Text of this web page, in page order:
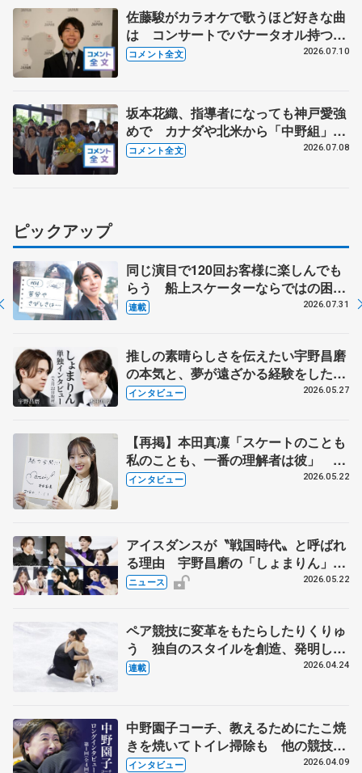
佐藤駿がカラオケで歌うほど好きな曲
は コンサートでバナータオル持つ観
客に感謝 【オリンピックコンサー
コメント全文 2026.07.10
坂本花織、指導者になっても神戸愛強
めで カナダや北米から「中野組」の
練習に参加 【兵庫県「誉賞」贈呈】
コメント全文 2026.07.08
ピックアップ
同じ演目で120回お客様に楽しんでも
らう 船上スケーターならではの困難
とは 影響あったPIW前キャプテン松
連載 2026.07.31
推しの素晴らしさを伝えたい宇野昌磨
の本気と、夢が遠ざかる経験をした本
田真凜の覚悟
インタビュー 2026.05.27
【再掲】本田真凜「スケートのことも
私のことも、一番の理解者は彼」 引
退時の単独インタビューで語った競技
インタビュー 2026.05.22
アイスダンスが〝戦国時代〟と呼ばれ
る理由 宇野昌磨の「しょまりん」ら
実力者が相次いで参戦 国内の競争激
ニュース 2026.05.22
ペア競技に変革をもたらしたりくりゅ
う 独自のスタイルを創造、発明した
【引退発表後②】
連載 2026.04.24
中野園子コーチ、教えるためにたこ焼
きを焼いてトイレ掃除も 他の競技に
も通用するという坂本花織の筋肉
インタビュー 2026.04.09